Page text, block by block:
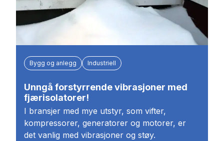
Bygg og anlegg Industriell
Unngå forstyrrende vibrasjoner med
fjærisolatorer!
I bransjer med mye utstyr, som vifter,
kompressorer, generatorer og motorer, er
det vanlig med vibrasjoner og støy.